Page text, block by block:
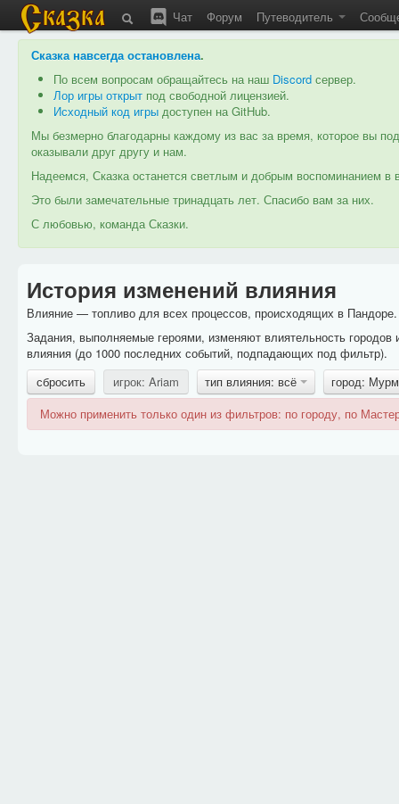
Чат Форум Путеводитель
Сказка навсегда остановлена.
По всем вопросам обращайтесь на наш Discord сервер.
Лор игры открыт под свободной лицензией.
Исходный код игры доступен на GitHub.
Мы безмерно благодарны каждому из вас за время, которое вы
оказывали друг другу и нам.
Надеемся, Сказка останется светлым и добрым воспоминанием
Это были замечательные тринадцать лет. Спасибо вам за них.
С любовью, команда Сказки.
История изменений влияния
Влияние — топливо для всех процессов, происходящих в
Задания, выполняемые героями, изменяют влиятельность
влияния (до 1000 последних событий, подпадающих под фильтр).
сбросить
игрок: Ariam тип влияния: всё
город:
Можно применить только один из фильтров: по городу, по